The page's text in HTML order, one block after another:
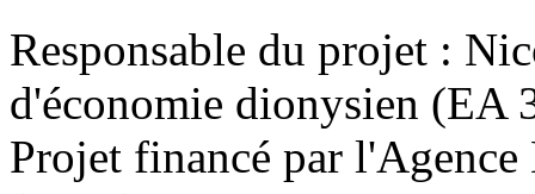
Responsable du projet :
d'économie dionysien
Projet financé par l'Agence